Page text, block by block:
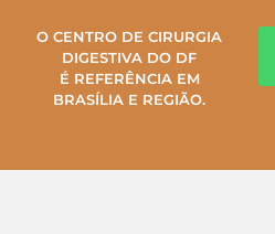
O CENTRO DE CIRURGIA
DIGESTIVA DO DF
É REFERÊNCIA EM
BRASÍLIA E REGIÃO.